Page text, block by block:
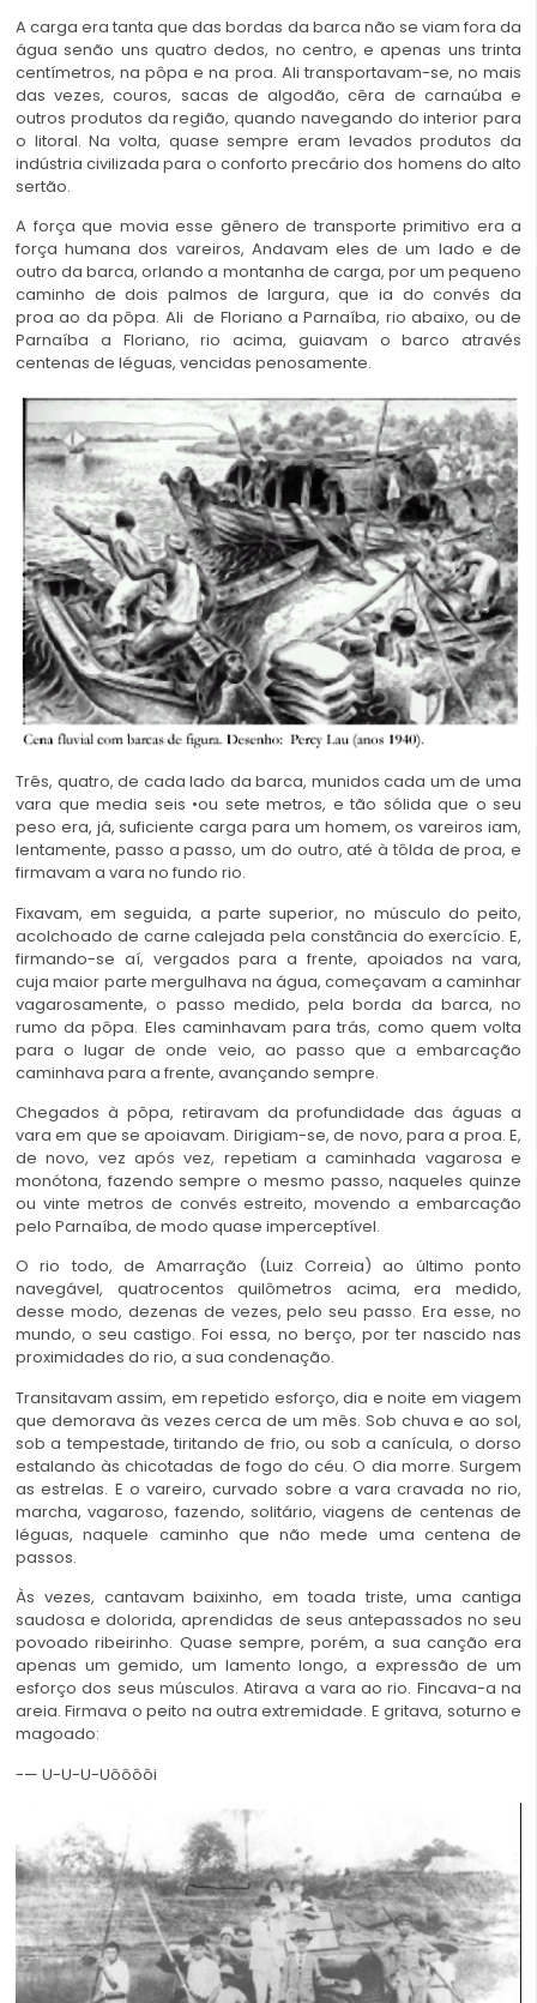
A carga era tanta que das bordas da barca não se viam fora da
água senão uns quatro dedos, no centro, e apenas uns trinta
centímetros, na pôpa e na proa. Ali transportavam-se, no mais
das vezes, couros, sacas de algodão, cêra de carnaúba e
outros produtos da região, quando navegando do interior para
o litoral. Na volta, quase sempre eram levados produtos da
indústria civilizada para o conforto precário dos homens do alto
sertão.
A força que movia esse gênero de transporte primitivo era a
força humana dos vareiros, Andavam eles de um lado e de
outro da barca, orlando a montanha de carga, por um pequeno
caminho de dois palmos de largura, que ia do convés da
proa ao da pôpa. Ali de Floriano a Parnaíba, rio abaixo, ou de
Parnaíba a Floriano, rio acima, guiavam o barco através
centenas de léguas, vencidas penosamente.
Três, quatro, de cada lado da barca, munidos cada um de uma
vara que media seis •ou sete metros, e tão sólida que o seu
peso era, já, suficiente carga para um homem, os vareiros iam,
lentamente, passo a passo, um do outro, até à tôlda de proa, e
firmavam a vara no fundo rio.
Fixavam, em seguida, a parte superior, no músculo do peito,
acolchoado de carne calejada pela constância do exercício. E,
firmando-se aí, vergados para a frente, apoiados na vara,
cuja maior parte mergulhava na água, começavam a caminhar
vagarosamente, o passo medido, pela borda da barca, no
rumo da pôpa. Eles caminhavam para trás, como quem volta
para o lugar de onde veio, ao passo que a embarcação
caminhava para a frente, avançando sempre.
Chegados à pôpa, retiravam da profundidade das águas a
vara em que se apoiavam. Dirigiam-se, de novo, para a proa. E,
de novo, vez após vez, repetiam a caminhada vagarosa e
monótona, fazendo sempre o mesmo passo, naqueles quinze
ou vinte metros de convés estreito, movendo a embarcação
pelo Parnaíba, de modo quase imperceptível.
O rio todo, de Amarração (Luiz Correia) ao último ponto
navegável, quatrocentos quilômetros acima, era medido,
desse modo, dezenas de vezes, pelo seu passo. Era esse, no
mundo, o seu castigo. Foi essa, no berço, por ter nascido nas
proximidades do rio, a sua condenação.
Transitavam assim, em repetido esforço, dia e noite em viagem
que demorava às vezes cerca de um mês. Sob chuva e ao sol,
sob a tempestade, tiritando de frio, ou sob a canícula, o dorso
estalando às chicotadas de fogo do céu. O dia morre. Surgem
as estrelas. E o vareiro, curvado sobre a vara cravada no rio,
marcha, vagaroso, fazendo, solitário, viagens de centenas de
léguas, naquele caminho que não mede uma centena de
passos.
Às vezes, cantavam baixinho, em toada triste, uma cantiga
saudosa e dolorida, aprendidas de seus antepassados no seu
povoado ribeirinho. Quase sempre, porém, a sua canção era
apenas um gemido, um lamento longo, a expressão de um
esforço dos seus músculos. Atirava a vara ao rio. Fincava-a na
areia. Firmava o peito na outra extremidade. E gritava, soturno e
magoado:
-— U-U-U-Uôôôôi